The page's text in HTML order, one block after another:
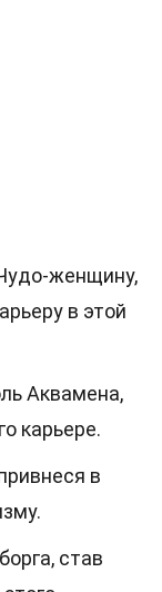
женщину,
в этой
Аквамена,
карьере.
в
став